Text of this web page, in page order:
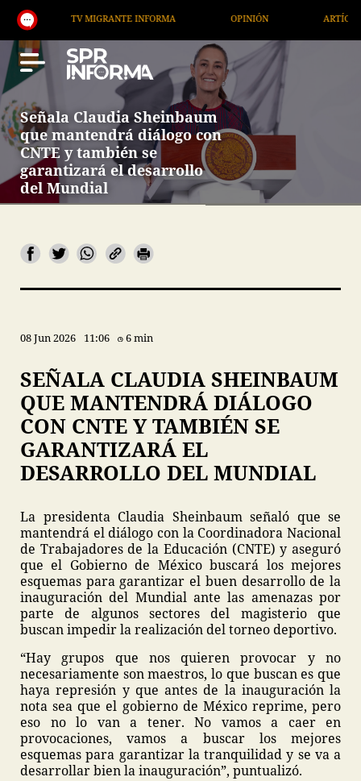
TV MIGRANTE INFORMA ARTÍCULOS
Señala Claudia Sheinbaum
que mantendrá diálogo con
CNTE y también se
garantizará el desarrollo
del Mundial
08 Jun 2026 11:06 6 min
SEÑALA CLAUDIA SHEINBAUM
QUE MANTENDRÁ DIÁLOGO
CON CNTE Y TAMBIÉN SE
GARANTIZARÁ EL
DESARROLLO DEL MUNDIAL
La presidenta Claudia Sheinbaum señaló que se
mantendrá el diálogo con la Coordinadora Nacional
de Trabajadores de la Educación (CNTE) y aseguró
que el Gobierno de México buscará los mejores
esquemas para garantizar el buen desarrollo de la
inauguración del Mundial ante las amenazas por
parte de algunos sectores del magisterio que
buscan impedir la realización del torneo deportivo.
“Hay grupos que nos quieren provocar y no
necesariamente son maestros, lo que buscan es que
haya represión y que antes de la inauguración la
nota sea que el gobierno de México reprime, pero
eso no lo van a tener. No vamos a caer en
provocaciones, vamos a buscar los mejores
esquemas para garantizar la tranquilidad y se va a
desarrollar bien la inauguración”, puntualizó.